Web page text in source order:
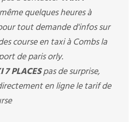
quelques heures à
tout demande d'infos sur
course en taxi à Combs la
de paris orly.
7 PLACESpas de surprise,
en ligne le tarif de